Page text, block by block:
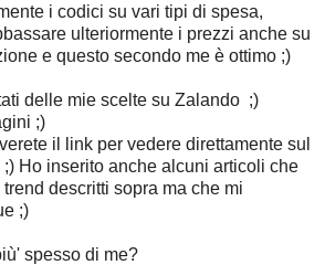
i codici su vari tipi di spesa,
ulteriormente i prezzi anche su
e questo secondo me è ottimo ;)
delle mie scelte su Zalando ;)
;)
il link per vedere direttamente sul
;) Ho inserito anche alcuni articoli che
descritti sopra ma che mi
;)
spesso di me?